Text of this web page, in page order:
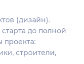
(дизайн).
до полной
проекта:
строители,